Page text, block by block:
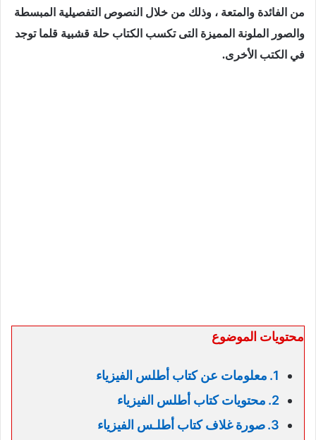
من الفائدة والمتعة ، وذلك من خلال النصوص التفصيلية المبسطة
والصور الملونة المميزة التى تكسب الكتاب حلة قشبية قلما توجد
في الكتب الأخرى.
محتويات الموضوع
معلومات عن كتاب أطلس الفيزياء
محتويات كتاب أطلس الفيزياء
صورة غلاف كتاب أطلـس الفيزياء